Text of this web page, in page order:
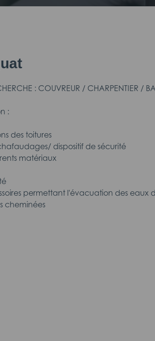
: COUVREUR / CHARPENTIER /
:
des toitures
dispositif de sécurité
matériaux
permettant l'évacuation des eaux
cheminées